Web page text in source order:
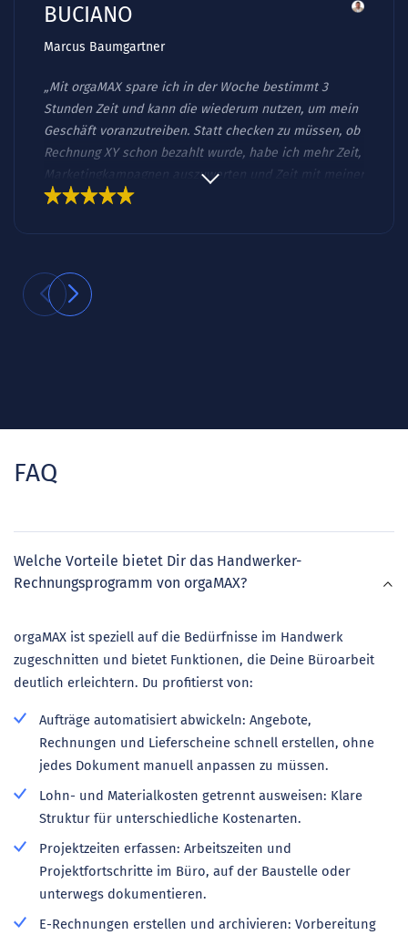
BUCIANO
Marcus Baumgartner
„Mit orgaMAX spare ich in der Woche bestimmt 3
Stunden Zeit und kann die wiederum nutzen, um mein
Geschäft voranzutreiben. Statt checken zu müssen, ob
Rechnung XY schon bezahlt wurde, habe ich mehr Zeit,
Marketingkampagnen auszuwerten und Zeit mit meiner
Familie zu verbringen. Wenn du nicht im Zettel-Wirr-
FAQ
Welche Vorteile bietet Dir das Handwerker-
Rechnungsprogramm von orgaMAX?
orgaMAX ist speziell auf die Bedürfnisse im Handwerk
zugeschnitten und bietet Funktionen, die Deine Büroarbeit
deutlich erleichtern. Du profitierst von:
Aufträge automatisiert abwickeln: Angebote,
Rechnungen und Lieferscheine schnell erstellen, ohne
jedes Dokument manuell anpassen zu müssen.
Lohn- und Materialkosten getrennt ausweisen: Klare
Struktur für unterschiedliche Kostenarten.
Projektzeiten erfassen: Arbeitszeiten und
Projektfortschritte im Büro, auf der Baustelle oder
unterwegs dokumentieren.
E-Rechnungen erstellen und archivieren: Vorbereitung